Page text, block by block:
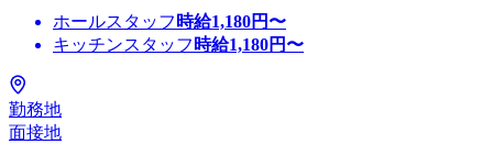
ホールスタッフ 時給1,180円〜
キッチンスタッフ 時給1,180円〜
勤務地
面接地